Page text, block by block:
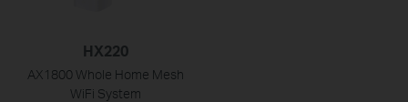
HX220
AX1800 Whole Home Mesh
WiFi System